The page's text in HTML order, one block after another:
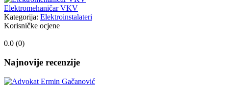
Elektromehaničar VKV
Kategorija: Elektroinstalateri
Korisničke ocjene
0.0 (0)
Najnovije recenzije